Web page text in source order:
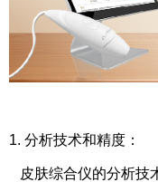
1. 分析技术和精度：
皮肤综合仪的分析技